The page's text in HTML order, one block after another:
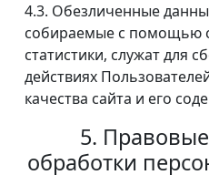
4.3. Обезличенные
собираемые с помощью
статистики, служат для
действиях
качества сайта и его
5.
обработки